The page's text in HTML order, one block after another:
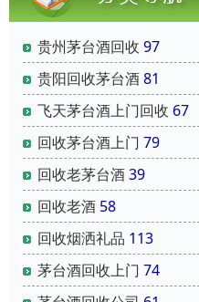
贵州茅台酒回收 97
贵阳回收茅台酒81
飞天茅台酒上门回收 67
回收茅台酒上门 79
回收老茅台酒39
回收老酒 58
回收烟洒礼品 113
茅台酒回收上门 74